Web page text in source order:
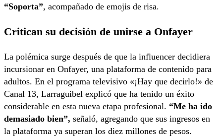
“Soporta”, acompañado de emojis de risa.
Critican su decisión de unirse a Onfayer
La polémica surge después de que la influencer decidiera
incursionar en Onfayer, una plataforma de contenido para
adultos. En el programa televisivo «¡Hay que decirlo!» de
Canal 13, Larraguibel explicó que ha tenido un éxito
considerable en esta nueva etapa profesional. “Me ha ido
demasiado bien”, señaló, agregando que sus ingresos en
la plataforma ya superan los diez millones de pesos.